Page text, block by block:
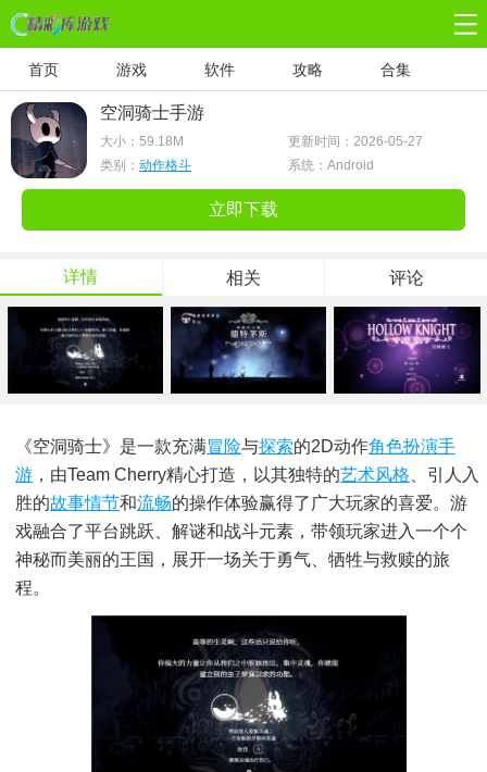
首页 游戏 软件 攻略 合集
空洞骑士手游
大小： 59.18M
更新时间：2026-05-27
类别： 动作格斗 系统：Android
立即下载
详情 相关 评论
《空洞骑士》是一款充满冒险与探索的2D动作角色扮演手
游 ，由Team Cherry精心打造，以其独特的艺术风格 、引人入
胜的故事情节和流畅的操作体验赢得了广大玩家的喜爱。游
戏融合了平台跳跃、解谜和战斗元素，带领玩家进入一个个
神秘而美丽的王国，展开一场关于勇气、牺牲与救赎的旅
程。